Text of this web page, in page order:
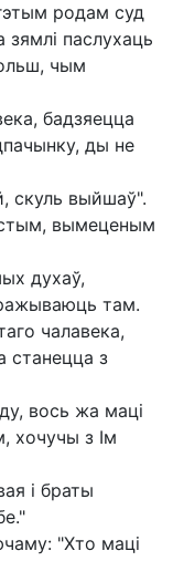
родам суд
паслухаць
чым
бадзяецца
ды не
скуль выйшаў".
вымеценым
духаў,
там.
чалавека,
станецца з
вось жа маці
хочучы з Ім
і браты
"Хто маці